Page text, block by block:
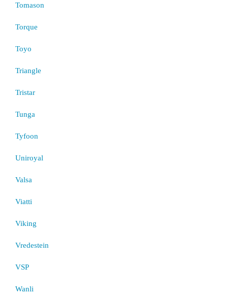
Tomason
Torque
Toyo
Triangle
Tristar
Tunga
Tyfoon
Uniroyal
Valsa
Viatti
Viking
Vredestein
VSP
Wanli